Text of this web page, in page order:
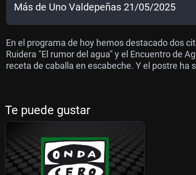
Más de Uno Valdepeñas 21/05/2025
En el programa de hoy hemos destacado dos
Ruidera "El rumor del agua" y el Encuentro de
receta de caballa en escabeche. Y el postre
Te puede gustar